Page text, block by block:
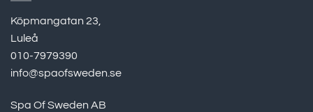
Köpmangatan 23,
Luleå
010-7979390
info@spaofsweden.se
Spa Of Sweden AB